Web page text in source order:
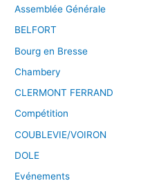
Assemblée Générale
BELFORT
Bourg en Bresse
Chambery
CLERMONT FERRAND
Compétition
COUBLEVIE/VOIRON
DOLE
Evénements